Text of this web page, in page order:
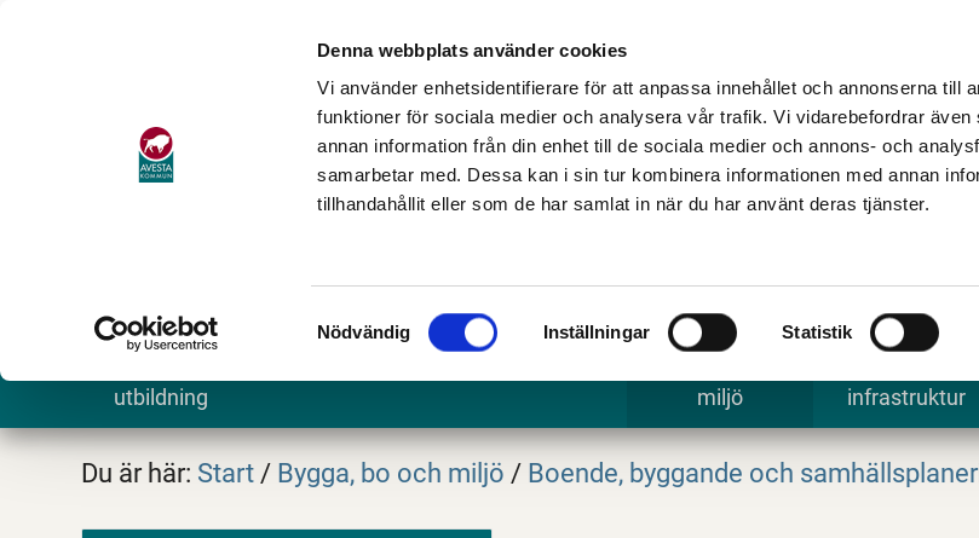
Denna webbplats använder cookies
Vi använder enhetsidentifierare för att anpassa innehållet och annonserna till
funktioner för sociala medier och analysera vår trafik. Vi vidarebefordrar även
annan information från din enhet till de sociala medier och annons- och
samarbetar med. Dessa kan i sin tur kombinera informationen med annan
tillhandahållit eller som de har samlat in när du har använt deras tjänster.
Samtyckesval
Nödvändig Inställningar Statistik
utbildning
miljö
infrastruktur
Du är här: Start / Bygga, bo och miljö / Boende, byggande och